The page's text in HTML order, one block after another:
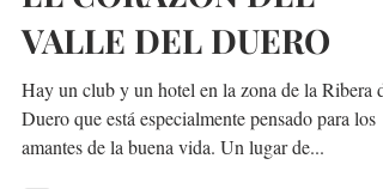
@madridmeenamora
HACIENDA ZORITA, EN
EL CORAZÓN DEL